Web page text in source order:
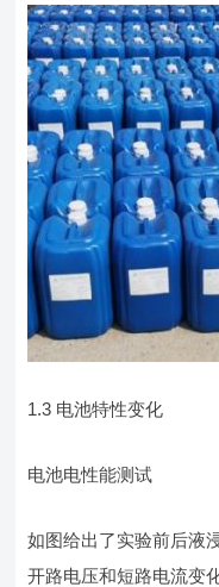
1.3 电池特性变化
电池电性能测试
如图给出了实验前后液
开路电压和短路电流变